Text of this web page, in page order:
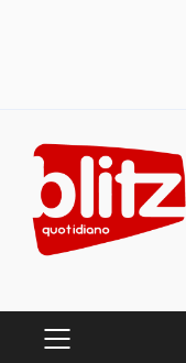
content
PRIMARY